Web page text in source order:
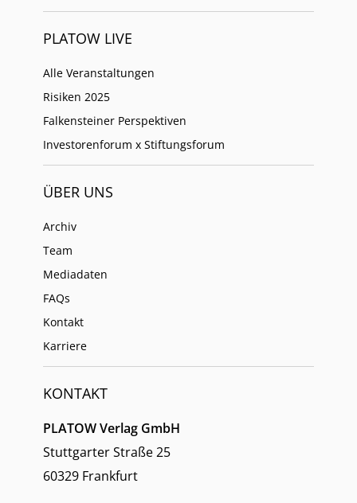
PLATOW LIVE
Alle Veranstaltungen
Risiken 2025
Falkensteiner Perspektiven
Investorenforum x Stiftungsforum
ÜBER UNS
Archiv
Team
Mediadaten
FAQs
Kontakt
Karriere
KONTAKT
PLATOW Verlag GmbH
Stuttgarter Straße 25
60329 Frankfurt